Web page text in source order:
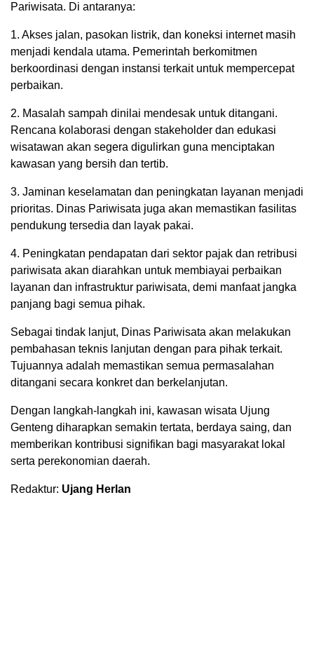
Pariwisata. Di antaranya:
1. Akses jalan, pasokan listrik, dan koneksi internet masih
menjadi kendala utama. Pemerintah berkomitmen
berkoordinasi dengan instansi terkait untuk mempercepat
perbaikan.
2. Masalah sampah dinilai mendesak untuk ditangani.
Rencana kolaborasi dengan stakeholder dan edukasi
wisatawan akan segera digulirkan guna menciptakan
kawasan yang bersih dan tertib.
3. Jaminan keselamatan dan peningkatan layanan menjadi
prioritas. Dinas Pariwisata juga akan memastikan fasilitas
pendukung tersedia dan layak pakai.
4. Peningkatan pendapatan dari sektor pajak dan retribusi
pariwisata akan diarahkan untuk membiayai perbaikan
layanan dan infrastruktur pariwisata, demi manfaat jangka
panjang bagi semua pihak.
Sebagai tindak lanjut, Dinas Pariwisata akan melakukan
pembahasan teknis lanjutan dengan para pihak terkait.
Tujuannya adalah memastikan semua permasalahan
ditangani secara konkret dan berkelanjutan.
Dengan langkah-langkah ini, kawasan wisata Ujung
Genteng diharapkan semakin tertata, berdaya saing, dan
memberikan kontribusi signifikan bagi masyarakat lokal
serta perekonomian daerah.
Redaktur: Ujang Herlan